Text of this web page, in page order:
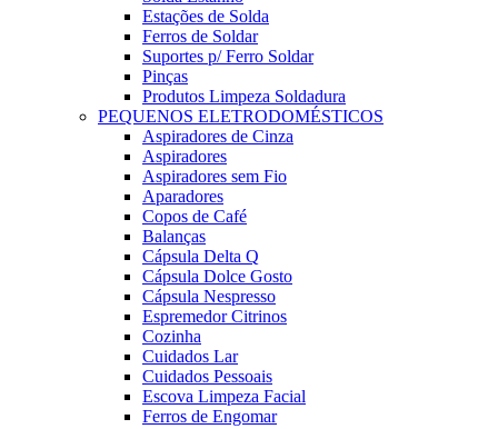
Estações de Solda
Ferros de Soldar
Suportes p/ Ferro Soldar
Pinças
Produtos Limpeza Soldadura
PEQUENOS ELETRODOMÉSTICOS
Aspiradores de Cinza
Aspiradores
Aspiradores sem Fio
Aparadores
Copos de Café
Balanças
Cápsula Delta Q
Cápsula Dolce Gosto
Cápsula Nespresso
Espremedor Citrinos
Cozinha
Cuidados Lar
Cuidados Pessoais
Escova Limpeza Facial
Ferros de Engomar